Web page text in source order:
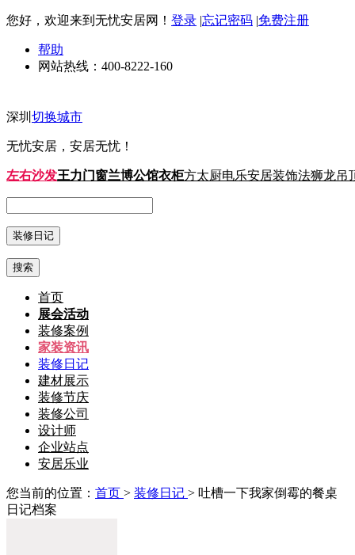
您好，欢迎来到无忧安居网！ 登录 |忘记密码 |免费注册
帮助
网站热线： 400-8222-160
深圳 切换城市
无忧安居，安居无忧！
左右沙发王力门窗兰博公馆衣柜方太厨电乐安居装饰法狮龙吊
搜索
首页
展会活动
装修案例
家装资讯
装修日记
建材展示
装修节庆
装修公司
设计师
企业站点
安居乐业
您当前的位置： 首页 > 装修日记 > 吐槽一下我家倒霉的餐桌
日记档案